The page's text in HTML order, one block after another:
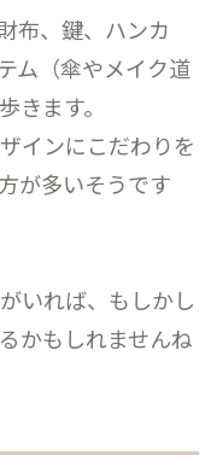
布、鍵、ハンカ
ム（傘やメイク道
きます。
インにこだわりを
が多いそうです
いれば、もしかし
かもしれませんね